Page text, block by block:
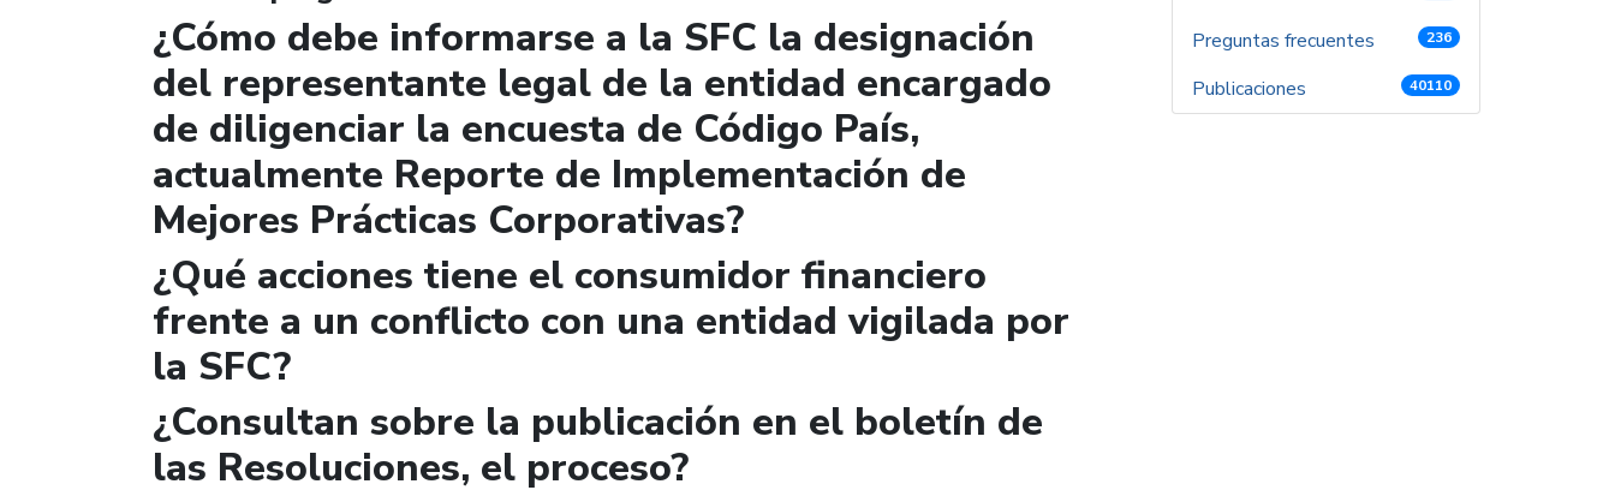
¿Cómo debe informarse a la SFC la designación
del representante legal de la entidad encargado
de diligenciar la encuesta de Código País,
actualmente Reporte de Implementación de
Mejores Prácticas Corporativas?
¿Qué acciones tiene el consumidor financiero
frente a un conflicto con una entidad vigilada por
la SFC?
¿Consultan sobre la publicación en el boletín de
las Resoluciones, el proceso?
Preguntas frecuentes 236
Publicaciones 40110